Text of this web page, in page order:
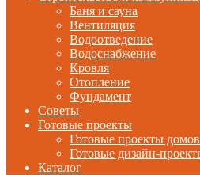
Баня и сауна
Вентиляция
Водоотведение
Водоснабжение
Кровля
Отопление
Фундамент
Советы
Готовые проекты
Готовые проекты
Готовые дизайн-
Каталог